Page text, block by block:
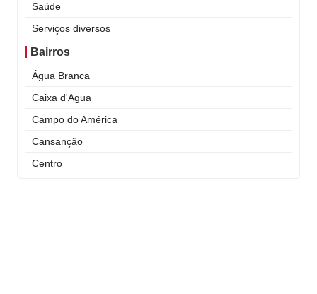
Saúde
Serviços diversos
Bairros
Água Branca
Caixa d'Agua
Campo do América
Cansanção
Centro